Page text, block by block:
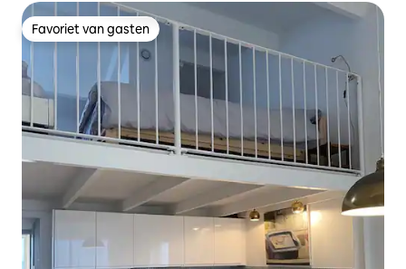
Favoriet van gasten
Favoriet van gasten